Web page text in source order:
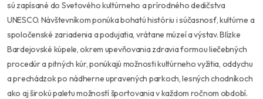
sú zapísané do Svetového kultúrneho a prírodného dedičstva
UNESCO. Návštevníkom ponúka bohatú históriu i súčasnosť, kultúrne a
spoločenské zariadenia a podujatia, vrátane múzeí a výstav. Blízke
Bardejovské kúpele, okrem upevňovania zdravia formou liečebných
procedúr a pitných kúr, ponúkajú možnosti kultúrneho vyžitia, oddychu
a prechádzok po nádherne upravených parkoch, lesných chodníkoch
ako aj širokú paletu možností športovania v každom ročnom období.